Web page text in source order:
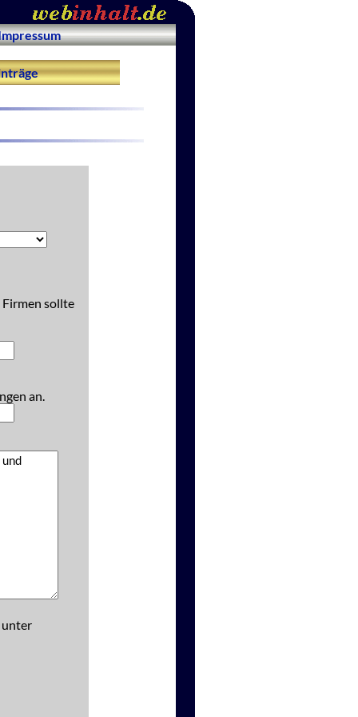
Firmen sollte
an.
unter